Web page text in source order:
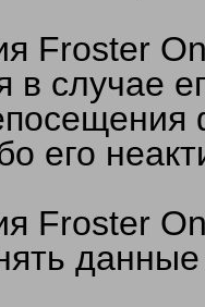
Froster
в случае
его
Froster